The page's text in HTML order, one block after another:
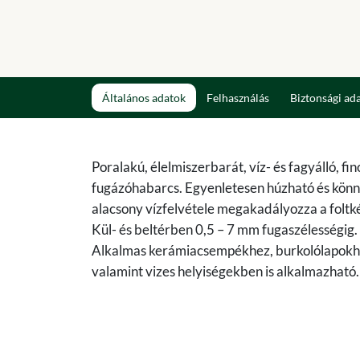
Általános adatok Felhasználás Biztonsági
Poralakú, élelmiszerbarát, víz- és fagyálló,
fugázóhabarcs. Egyenletesen húzható és
alacsony vízfelvétele megakadályozza a
Kül- és beltérben 0,5 – 7 mm
Alkalmas kerámiacsempékhez,
valamint vizes helyiségekben is